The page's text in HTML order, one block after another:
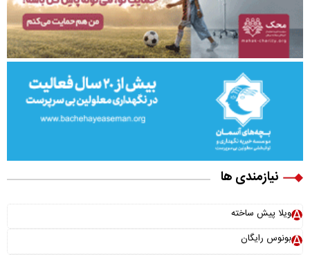
نیازمندی ها
ویلا پیش ساخته
بونوس رایگان